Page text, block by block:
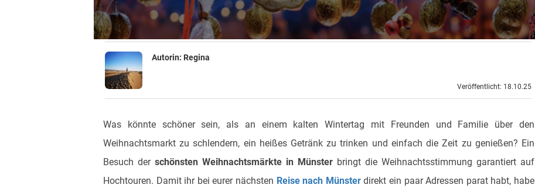
Autorin: Regina
Veröffentlicht: 18.10.25
Was könnte schöner sein, als an einem kalten Wintertag mit Freunden und Familie über den
Weihnachtsmarkt zu schlendern, ein heißes Getränk zu trinken und einfach die Zeit zu genießen? Ein
Besuch der schönsten Weihnachtsmärkte in Münster bringt die Weihnachtsstimmung garantiert auf
Hochtouren. Damit ihr bei eurer nächsten Reise nach Münsterdirekt ein paar Adressen parat habt, habe